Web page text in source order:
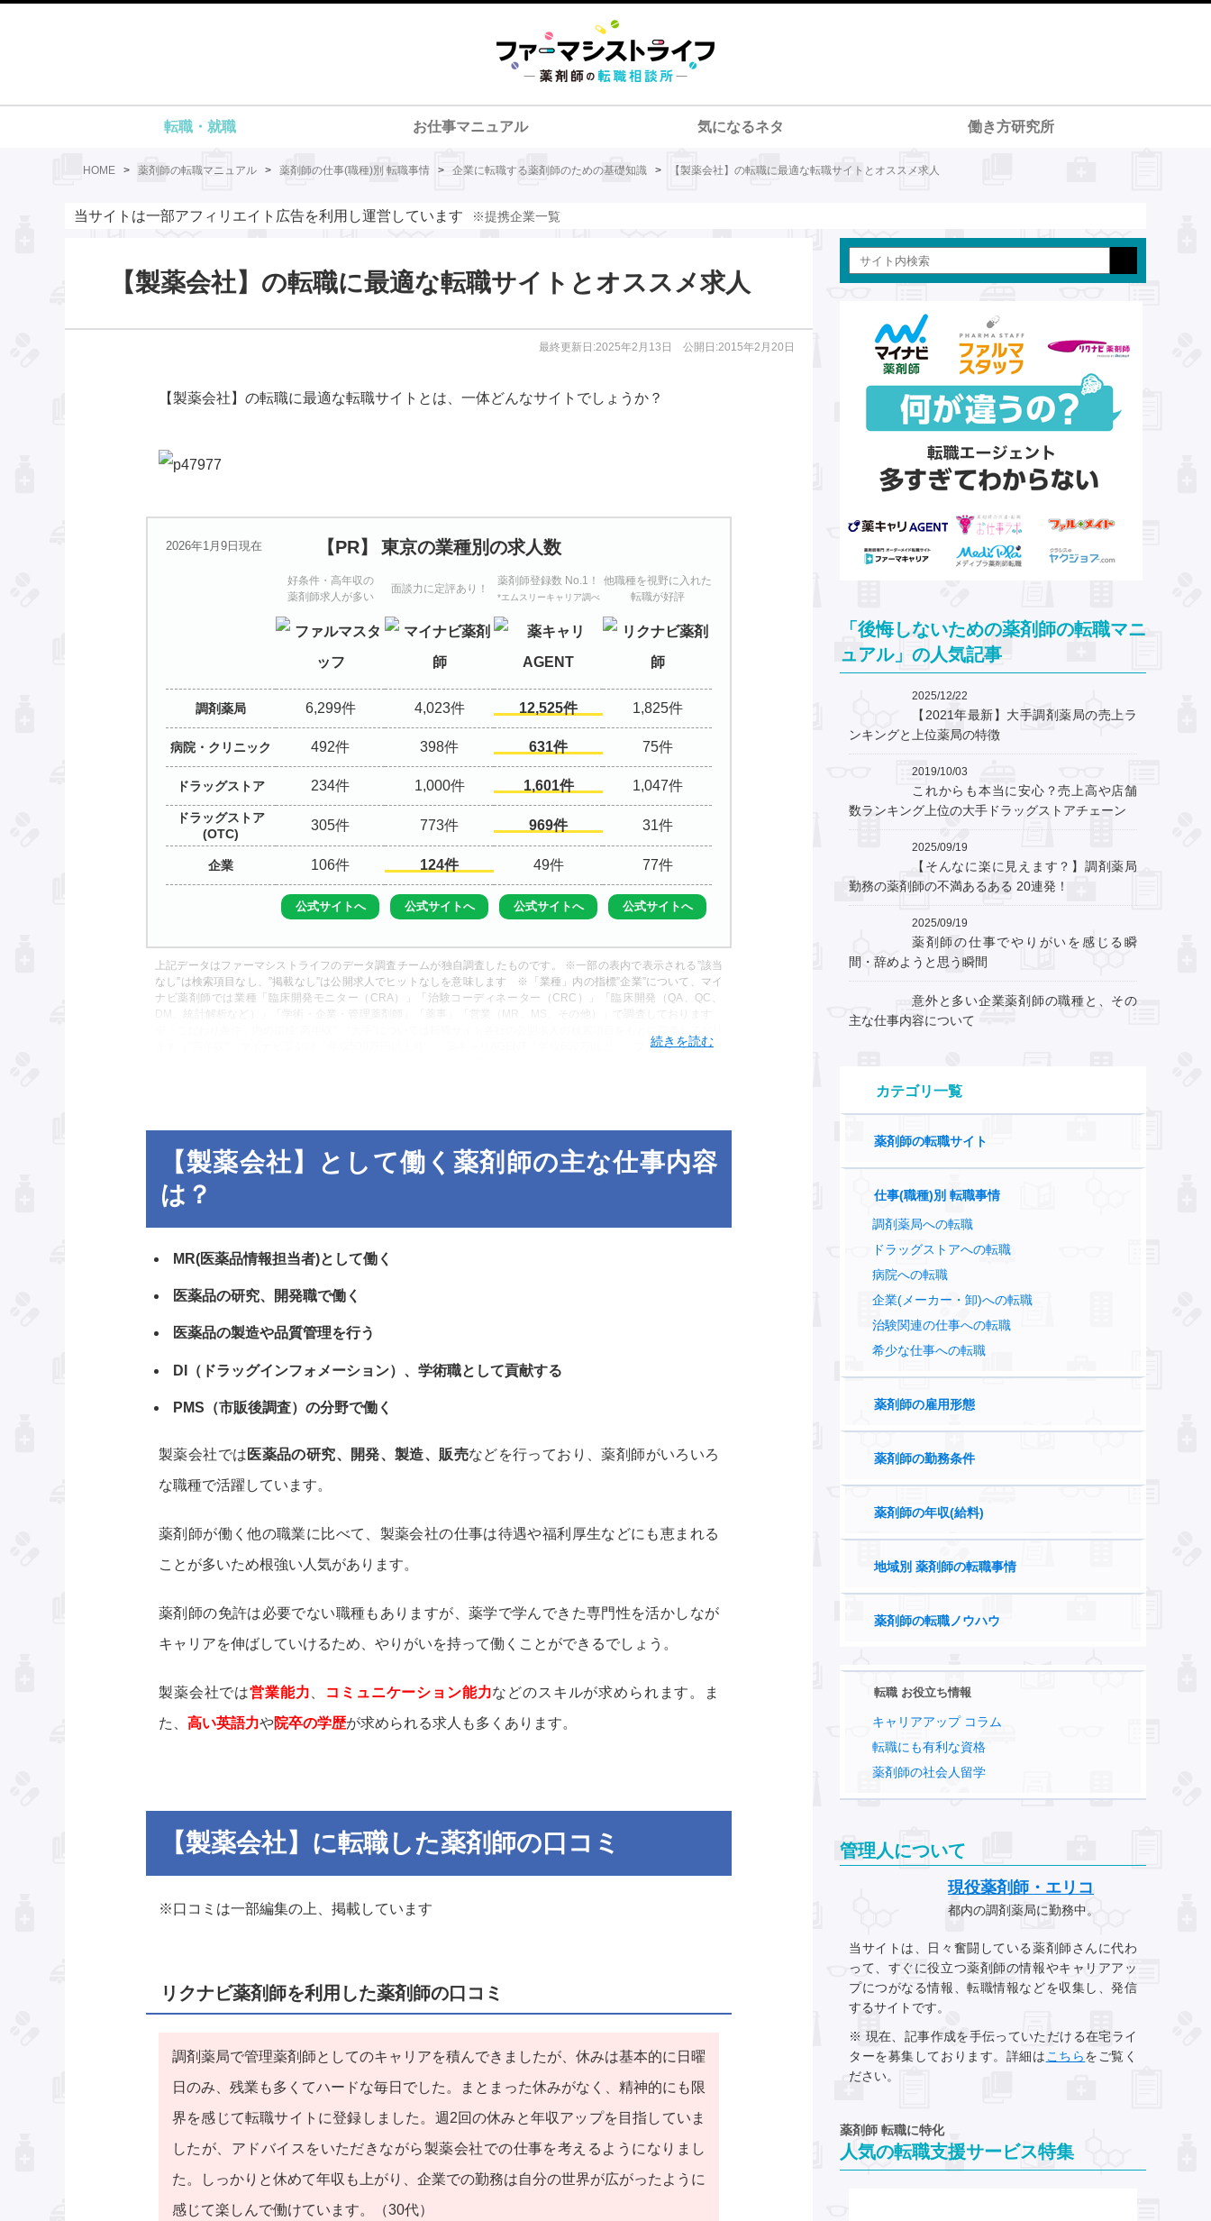
転職・就職 お仕事マニュアル 気になるネタ 働き方研究所
HOME > 薬剤師の転職マニュアル > 薬剤師の仕事(職種)別 転職事情 > 企業に転職する薬剤師のための基礎知識 > 【製薬会社】の転職に最適な転職サイトとオススメ求人
当サイトは一部アフィリエイト広告を利用し運営しています ※提携企業一覧
【製薬会社】の転職に最適な転職サイトとオススメ求人
最終更新日:2025年2月13日 公開日:2015年2月20日
【製薬会社】の転職に最適な転職サイトとは、一体どんなサイトでしょうか？
好条件・高年収の
薬剤師求人が多い
面談力に定評あり！
薬剤師登録数 No.1！
*エムスリーキャリア調べ
他職種を視野に入れた
転職が好評
調剤薬局 6,299 4,023 12,525 1,825
病院・ クリニック 492 398 631 75
ドラッグストア 234 1,000 1,601 1,047
ドラッグストア
(OTC)
305 773 969 31
企業 106 124 49 77
東京の業種別の求人数
2026年1月9日現在
公式サイトへ 公式サイトへ 公式サイトへ 公式サイトへ
上記データはファーマシストライフのデータ調査チームが独自調査したものです。 ※一部の表内で表示される”該当
なし”は検索項目なし、”掲載なし”は公開求人でヒットなしを意味します ※「業種」内の指標”企業”について、マイ
ナビ薬剤師では業種「臨床開発モニター（CRA）」「治験コーディネーター（CRC）」「臨床開発（QA、QC、
DM、統計解析など）」「学術・企業・管理薬剤師」「薬事」「営業（MR、MS、その他）」で調査しております
ます（“高年収”…マイナビ薬剤師「年収500万円以上可」、薬キャリAGENT「年収600万以上」、ファルマスタッフ
【製薬会社】として働く薬剤師の主な仕事内容
は？
MR(医薬品情報担当者)として働く
医薬品の研究、開発職で働く
医薬品の製造や品質管理を行う
DI（ドラッグインフォメーション）、学術職として貢献する
PMS（市販後調査）の分野で働く
製薬会社では 医薬品の研究、開発、製造、販売などを行っており、薬剤師がいろいろ
な職種で活躍しています。
薬剤師が働く他の職業に比べて、製薬会社の仕事は待遇や福利厚生などにも恵まれる
ことが多いため根強い人気があります。
薬剤師の免許は必要でない職種もありますが、薬学で学んできた専門性を活かしなが
キャリアを伸ばしていけるため、やりがいを持って働くことができるでしょう。
製薬会社では営業能力 コミュニケーション能力などのスキルが求められます。ま
た、 高い英語力や院卒の学歴が求められる求人も多くあります。
【製薬会社】に転職した薬剤師の口コミ
※口コミは一部編集の上、掲載しています
リクナビ薬剤師を利用した薬剤師の口コミ
調剤薬局で管理薬剤師としてのキャリアを積んできましたが、休みは基本的に日曜
日のみ、残業も多くてハードな毎日でした。まとまった休みがなく、精神的にも限
界を感じて転職サイトに登録しました。週2回の休みと年収アップを目指していま
したが、アドバイスをいただきながら製薬会社での仕事を考えるようになりまし
た。しっかりと休めて年収も上がり、企業での勤務は自分の世界が広がったように
感じて楽しんで働けています。（30代）
「後悔しないための薬剤師の転職マニ
ュアル」の人気記事
2025/12/22
【2021年最新】大手調剤薬局の売上ラ
ンキングと上位薬局の特徴
2019/10/03
これからも本当に安心？売上高や店舗
数ランキング上位の大手ドラッグストアチェーン
2025/09/19
【そんなに楽に見えます？】調剤薬局
勤務の薬剤師の不満あるある 20連発！
2025/09/19
薬剤師の仕事でやりがいを感じる瞬
間・辞めようと思う瞬間
意外と多い企業薬剤師の職種と、その
主な仕事内容について
カテゴリ一覧
薬剤師の転職サイト
仕事(職種)別 転職事情
調剤薬局への転職
ドラッグストアへの転職
病院への転職
企業(メーカー・卸)への転職
治験関連の仕事への転職
希少な仕事への転職
薬剤師の雇用形態
薬剤師の勤務条件
薬剤師の年収(給料)
地域別 薬剤師の転職事情
薬剤師の転職ノウハウ
転職 お役立ち情報
キャリアアップ コラム
転職にも有利な資格
薬剤師の社会人留学
管理人について
現役薬剤師・エリコ
都内の調剤薬局に勤務中。
当サイトは、日々奮闘している薬剤師さんに代わ
って、すぐに役立つ薬剤師の情報やキャリアアッ
プにつがなる情報、転職情報などを収集し、発信
するサイトです。
※ 現在、記事作成を手伝っていただける在宅ライ
ターを募集しております。詳細は こちらをご覧く
ださい。
薬剤師 転職に特化
人気の転職支援サービス特集